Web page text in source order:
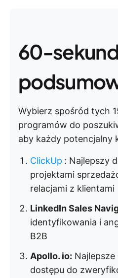
60-
Wybierz spośród tych
programów do
aby każdy potencjalny
ClickUp : Najlepszy
projektami
relacjami z klientami
LinkedIn Sales
identyfikowania i
B2B
Apollo. io:
dostępu do